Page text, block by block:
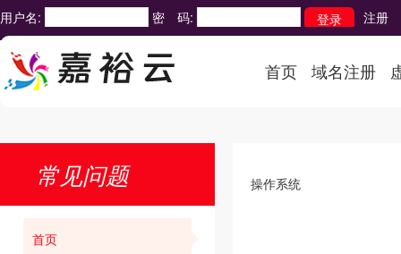
用户名: 密 码: 注册
首页 域名注册
常见问题
首页
操作系统